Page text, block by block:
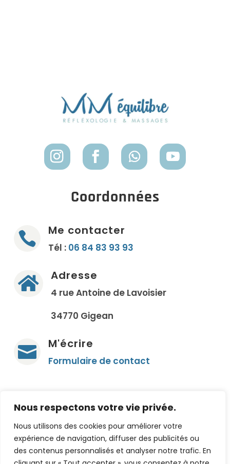
Nous respectons votre vie privée.
Nous utilisons des cookies pour améliorer votre
expérience de navigation, diffuser des publicités ou
des contenus personnalisés et analyser notre trafic. En
Coordonnées
 Me contacter
Tél : 06 84 83 93 93
 Adresse
4 rue Antoine de Lavoisier
34770 Gigean
 M'écrire
Formulaire de contact
Création de site internet Agence Kaori Web
© 2026 MM Equilibre. Tous droits réservés